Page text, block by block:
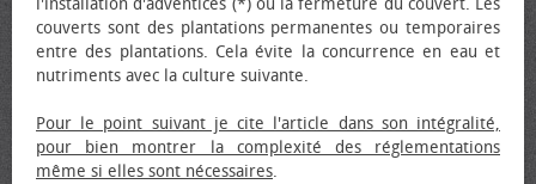
l'installation d'adventices (*) ou la fermeture du couvert. Les
couverts sont des plantations permanentes ou temporaires
entre des plantations. Cela évite la concurrence en eau et
nutriments avec la culture suivante.
Pour le point suivant je cite l'article dans son intégralité,
pour bien montrer la complexité des réglementations
même si elles sont nécessaires.